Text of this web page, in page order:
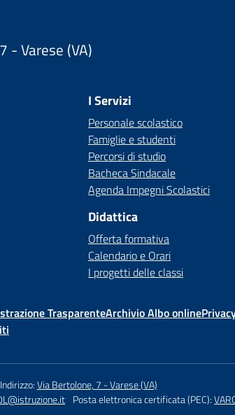
- Varese (VA)
I Servizi
Personale scolastico
Famiglie e studenti
Percorsi di studio
Bacheca Sindacale
Agenda Impegni Scolastici
Didattica
Offerta formativa
Calendario e Orari
I progetti delle classi
TrasparenteArchivio Albo online
Indirizzo:Via Bertolone, 7 - Varese (VA)
Posta elettronica certificata (PEC):